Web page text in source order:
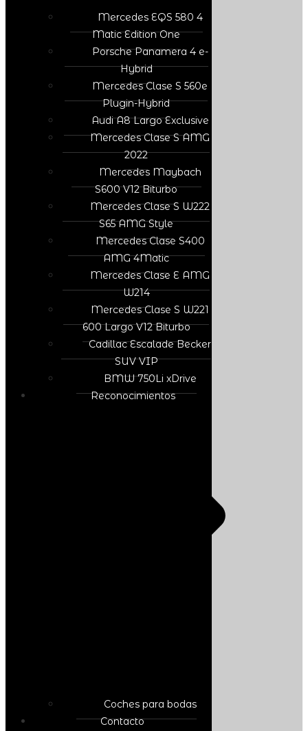
Mercedes EQS 580 4
Matic Edition One
Porsche Panamera 4 e-
Hybrid
Mercedes Clase S 560e
Plugin-Hybrid
Audi A8 Largo Exclusive
Mercedes Clase S AMG
2022
Mercedes Maybach
S600 V12 Biturbo
Mercedes Clase S W222
S65 AMG Style
Mercedes Clase S400
AMG 4Matic
Mercedes Clase E AMG
W214
Mercedes Clase S W221
600 Largo V12 Biturbo
Cadillac Escalade Becker
SUV VIP
BMW 750Li xDrive
Reconocimientos
Coches para bodas
Contacto